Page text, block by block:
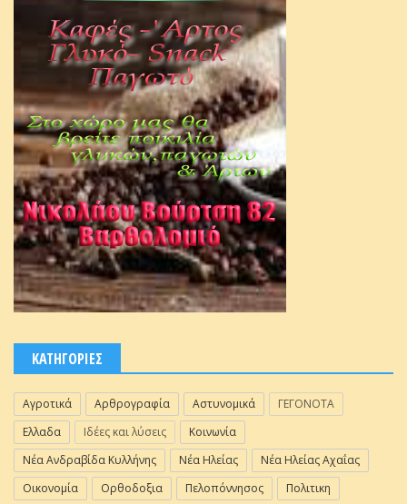
ΚΑΤΗΓΟΡΙΕΣ
Αγροτικά Αρθρογραφία Αστυνομικά
ΓΕΓΟΝΟΤΑ
Ελλαδα
Ιδέες και λύσεις
Κοινωνία
Νέα Ανδραβίδα Κυλλήνης
Νέα Ηλείας
Νέα Ηλείας Αχαΐας
Οικονομία
Ορθοδοξια Πελοπόννησος
Πολιτικη